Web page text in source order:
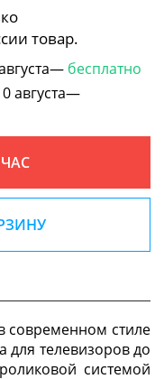
товар.
бесплатно
августа—
современном стиле
для телевизоров до
системой